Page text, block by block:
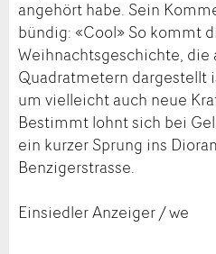
angehört habe. Sein
bündig: «Cool» So kommt
Weihnachtsgeschichte, die
Quadratmetern dargestellt
um vielleicht auch neue
Bestimmt lohnt sich bei
ein kurzer Sprung ins
Benzigerstrasse.
Einsiedler Anzeiger / we